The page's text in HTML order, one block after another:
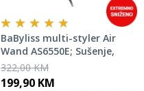
BaByliss multi-styler Air
Wand AS6550E; Sušenje,
ravnanje, stiliziranje - bez
oštećenja kose toplinom
322,00 KM
199,90 KM